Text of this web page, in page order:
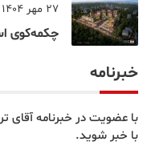
27 مهر 1404
چکمه‌کوی
خبرنامه
با عضویت در خبرنامه آقای
با خبر شوید.